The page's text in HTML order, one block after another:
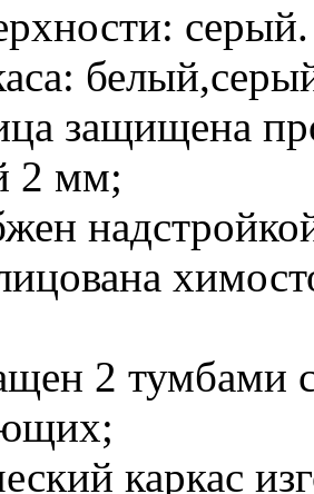
серый.
защищена
2 мм;
2 тумбами
каркас